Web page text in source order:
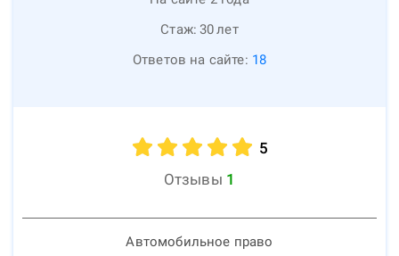
Стаж: 30лет
Ответов на сайте: 18
5
Отзывы 1
Автомобильное право